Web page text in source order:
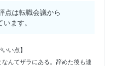
点は転職会議から
ます。
い点】
んてザラにある。辞めた後も連